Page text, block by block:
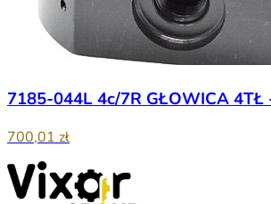
7185-044L 4c/7R GŁOWICA 4TŁ
700,01 zł